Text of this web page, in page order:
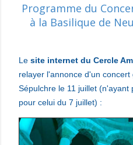
Programme du
à la Basilique de
Le site internet du Cercle
relayer l'annonce d'un concert
Sépulchre le 11 juillet
pour celui du 7 juillet) :